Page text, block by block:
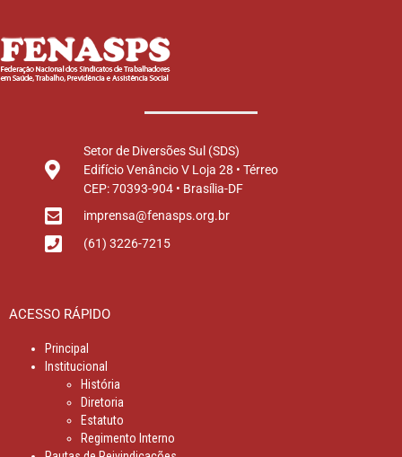
Setor de Diversões Sul (SDS)
Edifício Venâncio V Loja 28 • Térreo
CEP: 70393-904 • Brasília-DF
imprensa@fenasps.org.br
(61) 3226-7215
ACESSO RÁPIDO
Principal
Institucional
História
Diretoria
Estatuto
Regimento Interno